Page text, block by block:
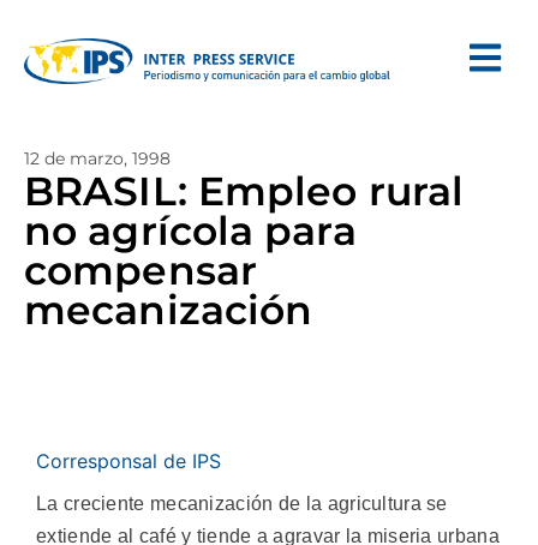
12 de marzo, 1998
BRASIL: Empleo rural
no agrícola para
compensar
mecanización
Corresponsal de IPS
La creciente mecanización de la agricultura se
extiende al café y tiende a agravar la miseria urbana